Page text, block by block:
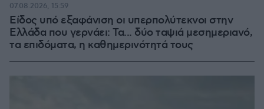
Είδος υπό εξαφάνιση οι υπερπολύτεκνοι στην
Ελλάδα που γερνάει: Τα... δύο ταψιά μεσημεριανό,
τα επιδόματα, η καθημερινότητά τους
07.08.2026, 15:59